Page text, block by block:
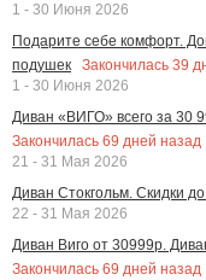
1 - 30 Июня 2026
Подарите себе комфорт.
подушек
Закончилась 39
1 - 30 Июня 2026
Диван «ВИГО» всего за 30
Закончилась 69 дней назад
21 - 31 Мая 2026
Диван Стокгольм. Скидки
22 - 31 Мая 2026
Диван Виго от 30999р.
Закончилась 69 дней назад